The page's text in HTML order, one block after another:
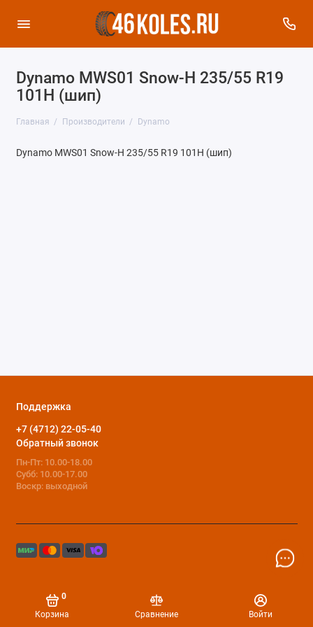
Корзина
0
Сравнение
Войти
Dynamo MWS01 Snow-H 235/55 R19
101H (шип)
Главная Производители Dynamo
Dynamo MWS01 Snow-H 235/55 R19 101H (шип)
Поддержка
+7 (4712) 22-05-40
Обратный звонок
Пн-Пт: 10.00-18.00
Субб: 10.00-17.00
Воскр: выходной